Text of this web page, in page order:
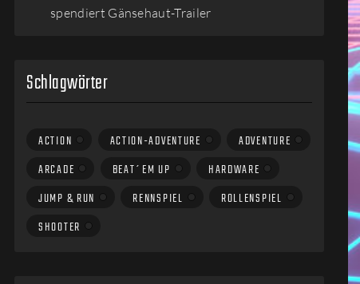
spendiert Gänsehaut-Trailer
Schlagwörter
ACTION ACTION-ADVENTURE
ADVENTURE
ARCADE
BEAT´EM UP
HARDWARE
JUMP & RUN
RENNSPIEL
ROLLENSPIEL
SHOOTER